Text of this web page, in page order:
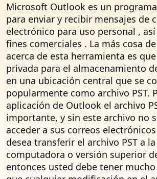
Microsoft Outlook es un
para enviar y recibir mensajes de
electrónico para uso personal ,
fines comerciales . La más cosa
acerca de esta herramienta es
privada para el almacenamiento
en una ubicación central que se
popularmente como archivo PST.
aplicación de Outlook el archivo
importante, y sin este archivo no
acceder a sus correos
desea transferir el archivo PST a
computadora o versión superior
entonces usted debe tener